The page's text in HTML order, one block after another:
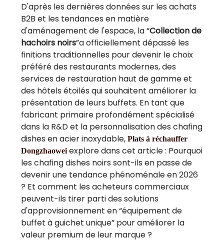
D'après les dernières données sur les achats
B2B et les tendances en matière
d'aménagement de l'espace, la “Collection de
hachoirs noirs”a officiellement dépassé les
finitions traditionnelles pour devenir le choix
préféré des restaurants modernes, des
services de restauration haut de gamme et
des hôtels étoilés qui souhaitent améliorer la
présentation de leurs buffets. En tant que
fabricant primaire profondément spécialisé
dans la R&D et la personnalisation des chafing
dishes en acier inoxydable,Plats à réchauffer
Dongzhaoweiexplore dans cet article : Pourquoi
les chafing dishes noirs sont-ils en passe de
devenir une tendance phénoménale en 2026
? Et comment les acheteurs commerciaux
peuvent-ils tirer parti des solutions
d'approvisionnement en “équipement de
buffet à guichet unique” pour améliorer la
valeur premium de leur marque ?